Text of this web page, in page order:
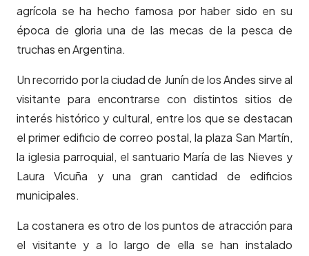
agrícola se ha hecho famosa por haber sido en su
época de gloria una de las mecas de la pesca de
truchas en Argentina.
Un recorrido por la ciudad de Junín de los Andes sirve al
visitante para encontrarse con distintos sitios de
interés histórico y cultural, entre los que se destacan
el primer edificio de correo postal, la plaza San Martín,
la iglesia parroquial, el santuario María de las Nieves y
Laura Vicuña y una gran cantidad de edificios
municipales.
La costanera es otro de los puntos de atracción para
el visitante y a lo largo de ella se han instalado